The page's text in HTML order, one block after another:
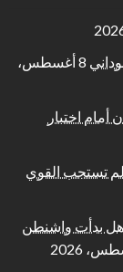
8 أغسطس،
اختبار
لم تستجب القوي
بدأت واشنطن